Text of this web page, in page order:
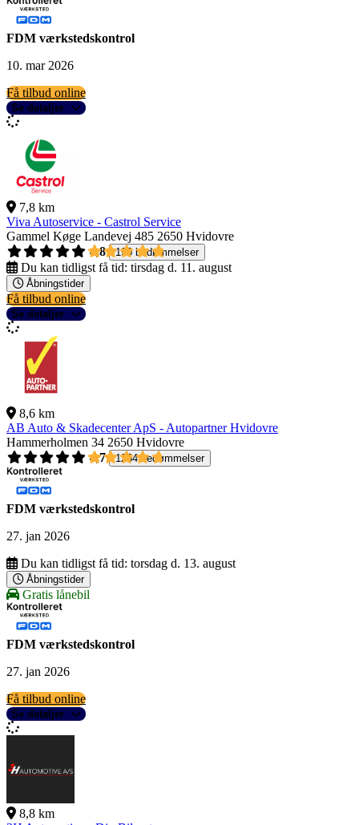
FDM værkstedskontrol
10. mar 2026
Få tilbud online
Se detaljer
7,8 km
Viva Autoservice - Castrol Service
Gammel Køge Landevej 485 2650 Hvidovre
4,8
190 bedømmelser
Du kan tidligst få tid: tirsdag d. 11. august
Åbningstider
Få tilbud online
Se detaljer
8,6 km
AB Auto & Skadecenter ApS - Autopartner Hvidovre
Hammerholmen 34 2650 Hvidovre
4,7
1264 bedømmelser
FDM værkstedskontrol
27. jan 2026
Du kan tidligst få tid: torsdag d. 13. august
Åbningstider
Gratis lånebil
FDM værkstedskontrol
27. jan 2026
Få tilbud online
Se detaljer
8,8 km